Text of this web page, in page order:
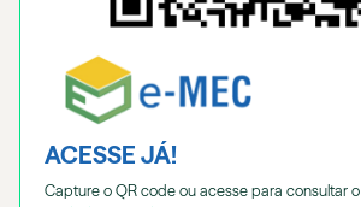
ACESSE JÁ!
Capture o QR code ou acesse para consultar o